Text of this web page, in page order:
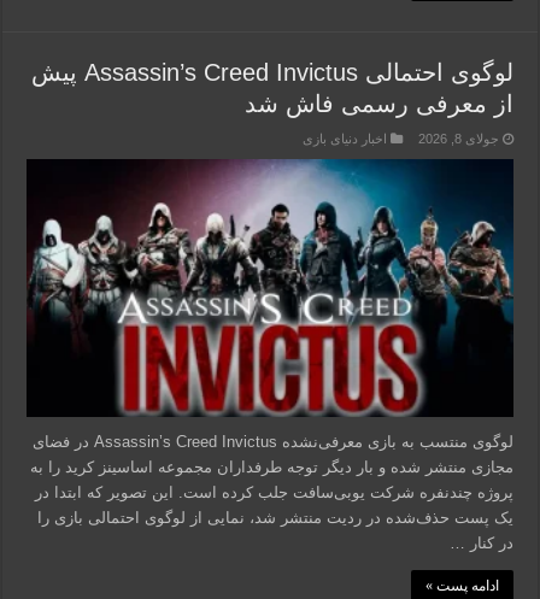
لوگوی احتمالی Assassin’s Creed Invictus پیش
از معرفی رسمی فاش شد
جولای 8, 2026 اخبار دنیای بازی
لوگوی منتسب به بازی معرفی‌نشده Assassin’s Creed Invictus در فضای
مجازی منتشر شده و بار دیگر توجه طرفداران مجموعه اساسینز کرید را به
پروژه چندنفره شرکت یوبی‌سافت جلب کرده است. این تصویر که ابتدا در
یک پست حذف‌شده در ردیت منتشر شد، نمایی از لوگوی احتمالی بازی را
در کنار …
ادامه پست »